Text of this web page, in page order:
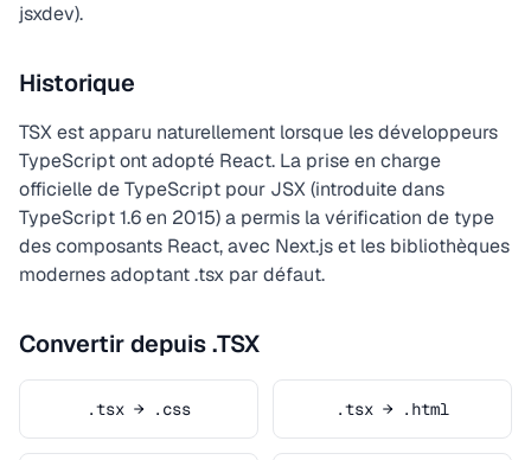
jsxdev).
Historique
TSX est apparu naturellement lorsque les développeurs
TypeScript ont adopté React. La prise en charge
officielle de TypeScript pour JSX (introduite dans
TypeScript 1.6 en 2015) a permis la vérification de type
des composants React, avec Next.js et les bibliothèques
modernes adoptant .tsx par défaut.
Convertir depuis .TSX
.tsx → .css .tsx → .html